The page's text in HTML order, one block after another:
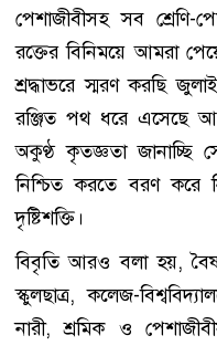
পেশাজীবীসহ সব শ্রেণি-
রক্তের বিনিময়ে আমরা
শ্রদ্ধাভরে স্মরণ করছি
রঞ্জিত পথ ধরে এসেছে
অকুণ্ঠ কৃতজ্ঞতা জানাচ্ছি
নিশ্চিত করতে বরণ করে
দৃষ্টিশক্তি।
বিবৃতি আরও বলা হয়,
স্কুলছাত্র, কলেজ-
নারী, শ্রমিক ও